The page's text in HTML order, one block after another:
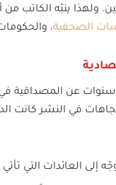
ولهذا ينبّه الكاتب
الصحفية،
سنوات عن المصداقية
في النشر كانت
إلى العائدات التي